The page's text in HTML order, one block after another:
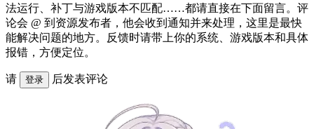
法运行、补丁与游戏版本不匹配……都请直接在下面留言。评
论会 @ 到资源发布者，他会收到通知并来处理，这里是最快
能解决问题的地方。反馈时请带上你的系统、游戏版本和具体
报错，方便定位。
请 登录 后发表评论